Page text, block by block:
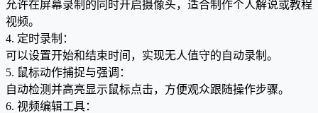
允许在屏幕录制的同时开启摄像头，适合制作个人解说或教程
视频。
4. 定时录制：
可以设置开始和结束时间，实现无人值守的自动录制。
5. 鼠标动作捕捉与强调：
自动检测并高亮显示鼠标点击，方便观众跟随操作步骤。
6. 视频编辑工具：